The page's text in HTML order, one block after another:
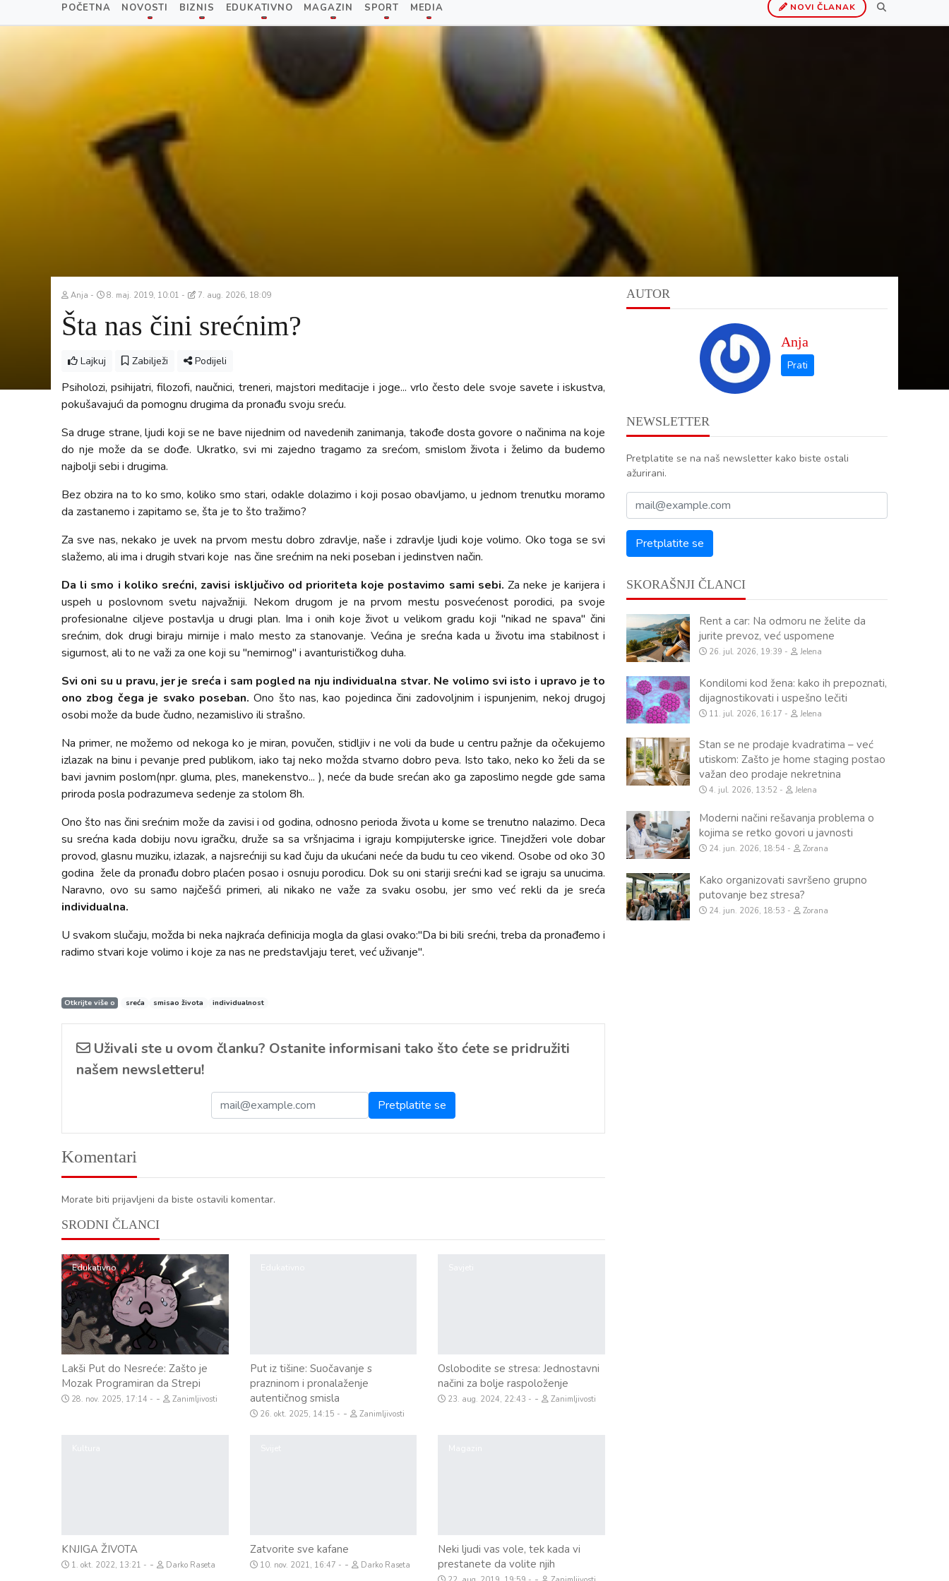
POČETNA NOVOSTI BIZNIS EDUKATIVNO MAGAZIN SPORT MEDIA NOVI ČLANAK
Anja 8. maj. 2019, 10:01 7. aug. 2026, 18:09
Šta nas čini srećnim?
Lajkuj Zabilježi Podijeli
Psiholozi, psihijatri, filozofi, naučnici, treneri, majstori meditacije i joge... vrlo često dele svoje savete i iskustva,
pokušavajući da pomognu drugima da pronađu svoju sreću.
Sa druge strane, ljudi koji se ne bave nijednim od navedenih zanimanja, takođe dosta govore o načinima na koje
do nje može da se dođe. Ukratko, svi mi zajedno tragamo za srećom, smislom života i želimo da budemo
najbolji sebi i drugima.
Bez obzira na to ko smo, koliko smo stari, odakle dolazimo i koji posao obavljamo, u jednom trenutku moramo
da zastanemo i zapitamo se, šta je to što tražimo?
Za sve nas, nekako je uvek na prvom mestu dobro zdravlje, naše i zdravlje ljudi koje volimo. Oko toga se svi
slažemo, ali ima i drugih stvari koje nas čine srećnim na neki poseban i jedinstven način.
Da li smo i koliko srećni, zavisi isključivo od prioriteta koje postavimo sami sebi.Za neke je karijera i
uspeh u poslovnom svetu najvažniji. Nekom drugom je na prvom mestu posvećenost porodici, pa svoje
profesionalne ciljeve postavlja u drugi plan. Ima i onih koje život u velikom gradu koji "nikad ne spava" čini
srećnim, dok drugi biraju mirnije i malo mesto za stanovanje. Većina je srećna kada u životu ima stabilnost i
sigurnost, ali to ne važi za one koji su "nemirnog" i avanturističkog duha.
Svi oni su u pravu, jer je sreća i sam pogled na nju individualna stvar. Ne volimo svi isto i upravo je to
ono zbog čega je svako poseban.Ono što nas, kao pojedinca čini zadovoljnim i ispunjenim, nekoj drugoj
osobi može da bude čudno, nezamislivo ili strašno.
Na primer, ne možemo od nekoga ko je miran, povučen, stidljiv i ne voli da bude u centru pažnje da očekujemo
izlazak na binu i pevanje pred publikom, iako taj neko možda stvarno dobro peva. Isto tako, neko ko želi da se
bavi javnim poslom(npr. gluma, ples, manekenstvo... ), neće da bude srećan ako ga zaposlimo negde gde sama
priroda posla podrazumeva sedenje za stolom 8h.
Ono što nas čini srećnim može da zavisi i od godina, odnosno perioda života u kome se trenutno nalazimo. Deca
su srećna kada dobiju novu igračku, druže sa sa vršnjacima i igraju kompijuterske igrice. Tinejdžeri vole dobar
provod, glasnu muziku, izlazak, a najsrećniji su kad čuju da ukućani neće da budu tu ceo vikend. Osobe od oko 30
godina žele da pronađu dobro plaćen posao i osnuju porodicu. Dok su oni stariji srećni kad se igraju sa unucima.
Naravno, ovo su samo najčešći primeri, ali nikako ne važe za svaku osobu, jer smo već rekli da je sreća
individualna.
U svakom slučaju, možda bi neka najkraća definicija mogla da glasi ovako:"Da bi bili srećni, treba da pronađemo i
radimo stvari koje volimo i koje za nas ne predstavljaju teret, već uživanje".
Otkrijte više o sreća smisao života individualnost
Uživali ste u ovom članku? Ostanite informisani tako što ćete se pridružiti
našem newsletteru!
Komentari
Morate biti prijavljeni da biste ostavili komentar.
SRODNI ČLANCI
Edukativno
Lakši Put do Nesreće: Zašto je
Mozak Programiran da Strepi
28. nov. 2025, 17:14 - Zanimljivosti
Put iz tišine: Suočavanje s
prazninom i pronalaženje
autentičnog smisla
26. okt. 2025, 14:15 - Zanimljivosti
Oslobodite se stresa: Jednostavni
načini za bolje raspoloženje
23. aug. 2024, 22:43 - Zanimljivosti
KNJIGA ŽIVOTA
1. okt. 2022, 13:21 - Darko Raseta
Zatvorite sve kafane
10. nov. 2021, 16:47 - Darko Raseta
Neki ljudi vas vole, tek kada vi
prestanete da volite njih
AUTOR
Anja
NEWSLETTER
Pretplatite se na naš newsletter kako biste ostali
ažurirani.
SKORAŠNJI ČLANCI
Rent a car: Na odmoru ne želite da
jurite prevoz, već uspomene
26. jul. 2026, 19:39 Jelena
Kondilomi kod žena: kako ih prepoznati,
dijagnostikovati i uspešno lečiti
11. jul. 2026, 16:17 Jelena
Stan se ne prodaje kvadratima – već
utiskom: Zašto je home staging postao
važan deo prodaje nekretnina
4. jul. 2026, 13:52 Jelena
Moderni načini rešavanja problema o
kojima se retko govori u javnosti
24. jun. 2026, 18:54 Zorana
Kako organizovati savršeno grupno
putovanje bez stresa?
24. jun. 2026, 18:53 Zorana